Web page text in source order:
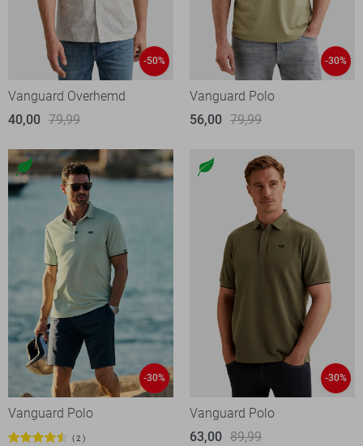
-50%
Vanguard Overhemd
40,00 79,99
-30%
Vanguard Polo
56,00 79,99
-30%
Vanguard Polo
2
-30%
Vanguard Polo
63,00 89,99